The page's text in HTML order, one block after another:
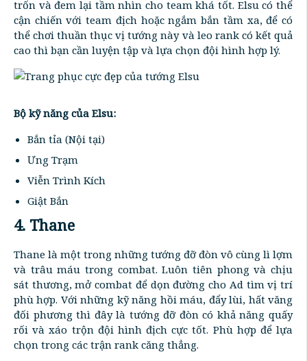
trốn và đem lại tầm nhìn cho team khá tốt. Elsu có thể
cận chiến với team địch hoặc ngắm bắn tầm xa, để có
thể chơi thuần thục vị tướng này và leo rank có kết quả
cao thì bạn cần luyện tập và lựa chọn đội hình hợp lý.
Bộ kỹ năng của Elsu:
Bắn tỉa (Nội tại)
Ưng Trạm
Viễn Trình Kích
Giật Bắn
4. Thane
Thane là một trong những tướng đỡ đòn vô cùng lì lợm
và trâu máu trong combat. Luôn tiên phong và chịu
sát thương, mở combat để dọn đường cho Ad tìm vị trí
phù hợp. Với những kỹ năng hồi máu, đẩy lùi, hất văng
đối phương thì đây là tướng đỡ đòn có khả năng quấy
rối và xáo trộn đội hình địch cực tốt. Phù hợp để lựa
chọn trong các trận rank căng thẳng.